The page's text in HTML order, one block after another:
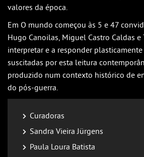
valores da época.
Em O mundo começou às 5 e 47
Hugo Canoilas, Miguel Castro Caldas e
interpretar e a responder
suscitadas por esta leitura
produzido num contexto histórico de
do pós-guerra.
Curadoras
Sandra Vieira Jürgens
Paula Loura Batista